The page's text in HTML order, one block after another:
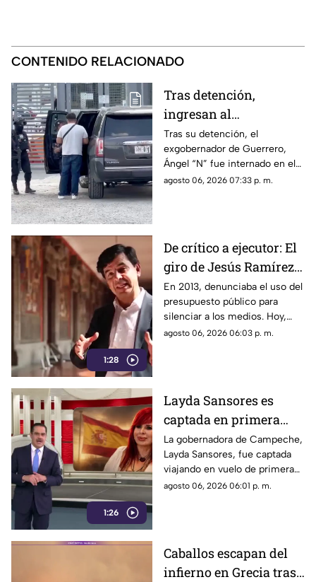
CONTENIDO RELACIONADO
Tras detención,
ingresan al
exgobernador Ángel
"N" al penal del
Altiplano
Tras su detención, el
exgobernador de Guerrero,
Ángel “N” fue internado en el
penal del Altiplano; esto es lo
agosto 06, 2026 07:33 p. m.
1:28
De crítico a ejecutor: El
giro de Jesús Ramírez
Cuevas sobre la
censura y la publicidad
oficial
En 2013, denunciaba el uso del
presupuesto público para
silenciar a los medios. Hoy,
Jesús Ramírez Cuevas es
agosto 06, 2026 06:03 p. m.
1:26
Layda Sansores es
captada en primera
clase rumbo a España
junto a la directora del
DIF
La gobernadora de Campeche,
Layda Sansores, fue captada
viajando en vuelo de primera
clase con destino a España en
agosto 06, 2026 06:01 p. m.
Caballos escapan del
infierno en Grecia tras